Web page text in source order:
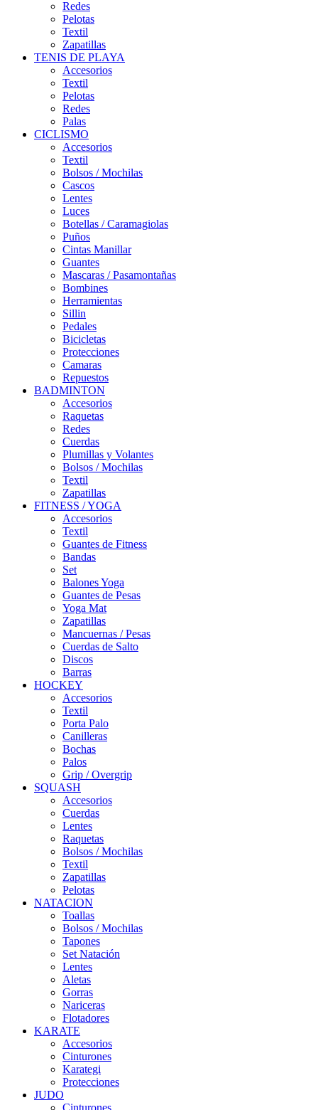
Redes
Pelotas
Textil
Zapatillas
TENIS DE PLAYA
Accesorios
Textil
Pelotas
Redes
Palas
CICLISMO
Accesorios
Textil
Bolsos / Mochilas
Cascos
Lentes
Luces
Botellas / Caramagiolas
Puños
Cintas Manillar
Guantes
Mascaras / Pasamontañas
Bombines
Herramientas
Sillin
Pedales
Bicicletas
Protecciones
Camaras
Repuestos
BADMINTON
Accesorios
Raquetas
Redes
Cuerdas
Plumillas y Volantes
Bolsos / Mochilas
Textil
Zapatillas
FITNESS / YOGA
Accesorios
Textil
Guantes de Fitness
Bandas
Set
Balones Yoga
Guantes de Pesas
Yoga Mat
Zapatillas
Mancuernas / Pesas
Cuerdas de Salto
Discos
Barras
HOCKEY
Accesorios
Textil
Porta Palo
Canilleras
Bochas
Palos
Grip / Overgrip
SQUASH
Accesorios
Cuerdas
Lentes
Raquetas
Bolsos / Mochilas
Textil
Zapatillas
Pelotas
NATACION
Toallas
Bolsos / Mochilas
Tapones
Set Natación
Lentes
Aletas
Gorras
Nariceras
Flotadores
KARATE
Accesorios
Cinturones
Karategi
Protecciones
JUDO